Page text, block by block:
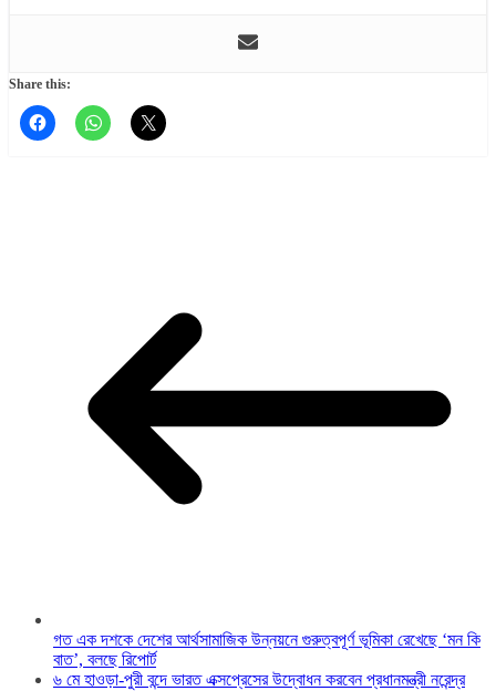
Share this:
গত এক দশকে দেশের আর্থসামাজিক উন্নয়নে গুরুত্বপূর্ণ ভূমিকা রেখেছে ‘মন কি
বাত’, বলছে রিপোর্ট
৬ মে হাওড়া-পুরী বন্দে ভারত এক্সপ্রেসের উদ্বোধন করবেন প্রধানমন্ত্রী নরেন্দ্র